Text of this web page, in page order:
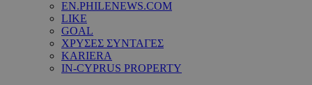
EN.PHILENEWS.COM
LIKE
GOAL
ΧΡΥΣΕΣ ΣΥΝΤΑΓΕΣ
KARIERA
IN-CYPRUS PROPERTY